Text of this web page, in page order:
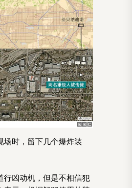
场时，留下几个爆炸装
行凶动机，但是不相信犯